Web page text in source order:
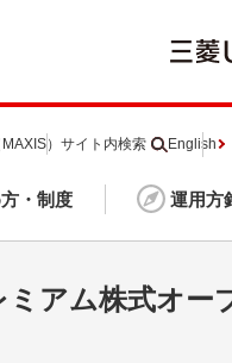
・制度 運用方
） サイト内検索 English
アム株式オー